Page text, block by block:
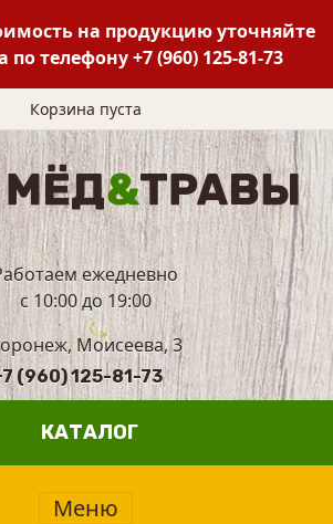
на продукцию уточняйте
по телефону+7 (960) 125-81-73
Корзина пуста
ежедневно
с 10:00 до 19:00
Моисеева, 3
(960) 125-81-73
КАТАЛОГ
Меню